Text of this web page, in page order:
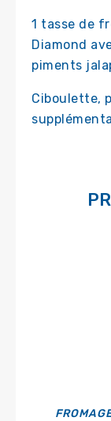
1 tasse de
Diamond
piments
Ciboulette,